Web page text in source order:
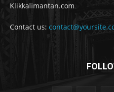
Klikkalimantan.com
Contact us: